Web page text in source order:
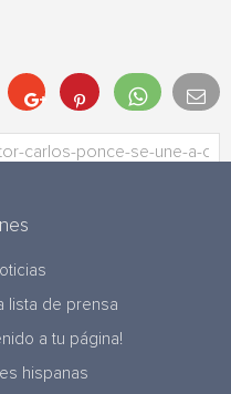
lista de prensa
a tu página!
hispanas